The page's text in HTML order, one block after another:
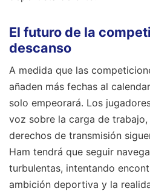
El futuro de la
descanso
A medida que las
añaden más fechas al
solo empeorará. Los
voz sobre la carga de
derechos de transmisión
Ham tendrá que seguir
turbulentas, intentando
ambición deportiva y la